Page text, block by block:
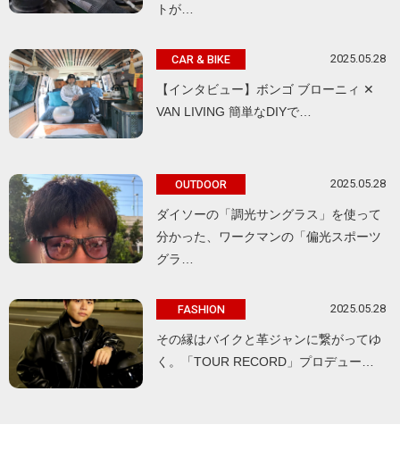
トが…
CAR & BIKE 2025.05.28
【インタビュー】ボンゴ ブローニィ ✕
VAN LIVING 簡単なDIYで…
OUTDOOR 2025.05.28
ダイソーの「調光サングラス」を使って
分かった、ワークマンの「偏光スポーツ
グラ…
FASHION 2025.05.28
その縁はバイクと革ジャンに繋がってゆ
く。「TOUR RECORD」プロデュー…